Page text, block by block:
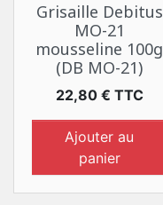
Grisaille Debitus
MO-21
mousseline 100g
(DB MO-21)
Prix
22,80 € TTC
Ajouter au
panier